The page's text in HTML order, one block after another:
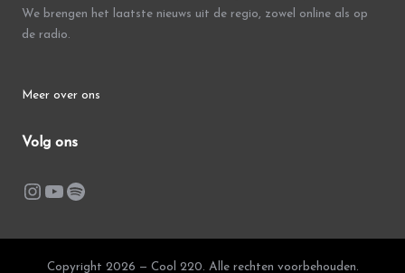
We brengen het laatste nieuws uit de regio, zowel online als op
de radio.
Meer over ons
Volg ons
Instagram
YouTube
Spotify
Copyright 2026 — Cool 220. Alle rechten voorbehouden.